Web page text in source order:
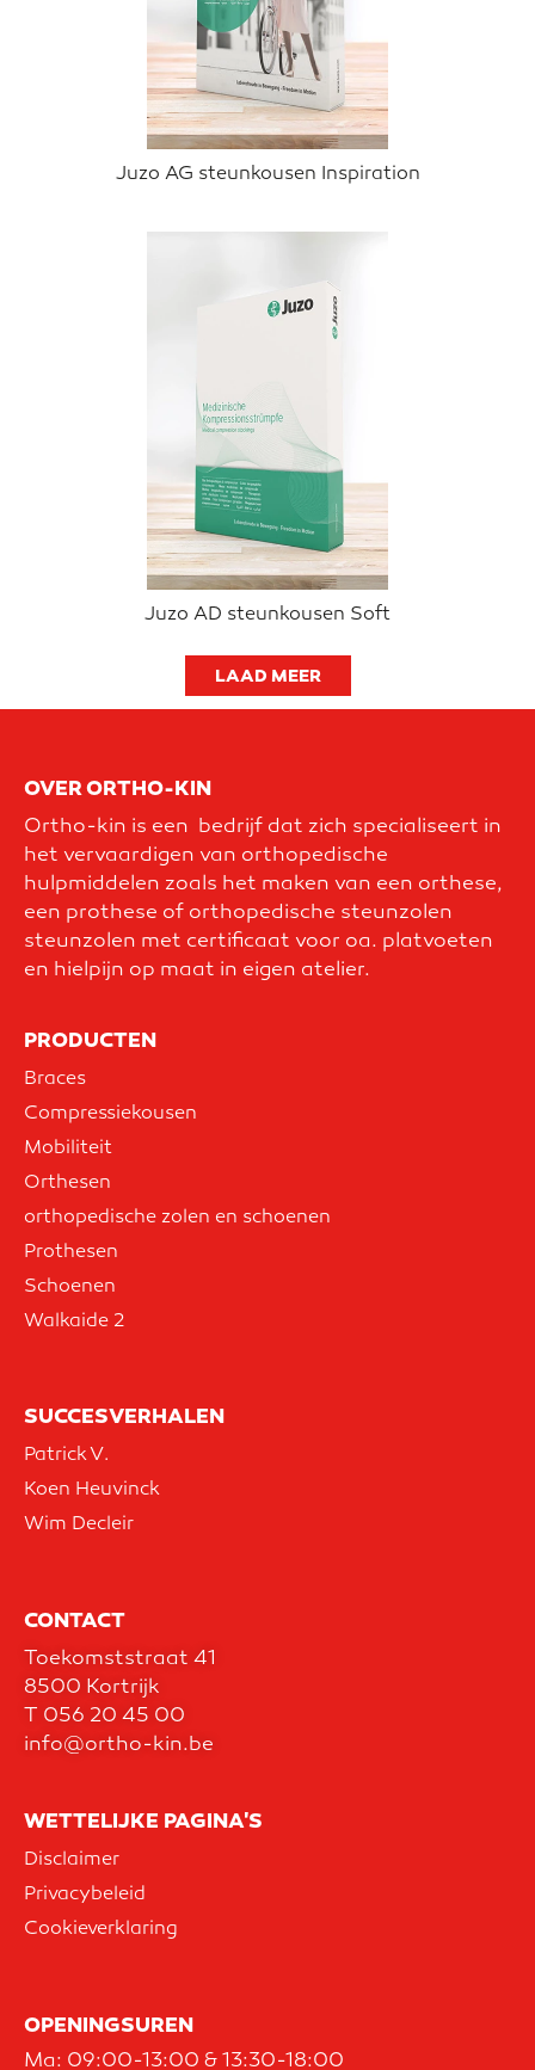
Juzo AG steunkousen Inspiration
Juzo AD steunkousen Soft
LAAD MEER
OVER ORTHO-KIN
Ortho-kin is een bedrijf dat zich specialiseert in
het vervaardigen van orthopedische
hulpmiddelen zoals het maken van een orthese,
een prothese of orthopedische steunzolen
steunzolen met certificaat voor oa. platvoeten
en hielpijn op maat in eigen atelier.
PRODUCTEN
Braces
Compressiekousen
Mobiliteit
Orthesen
orthopedische zolen en schoenen
Prothesen
Schoenen
Walkaide 2
SUCCESVERHALEN
Patrick V.
Koen Heuvinck
Wim Decleir
CONTACT
Toekomststraat 41
8500 Kortrijk
T 056 20 45 00
info@ortho-kin.be
WETTELIJKE PAGINA'S
Disclaimer
Privacybeleid
Cookieverklaring
OPENINGSUREN
Ma: 09:00-13:00 & 13:30-18:00